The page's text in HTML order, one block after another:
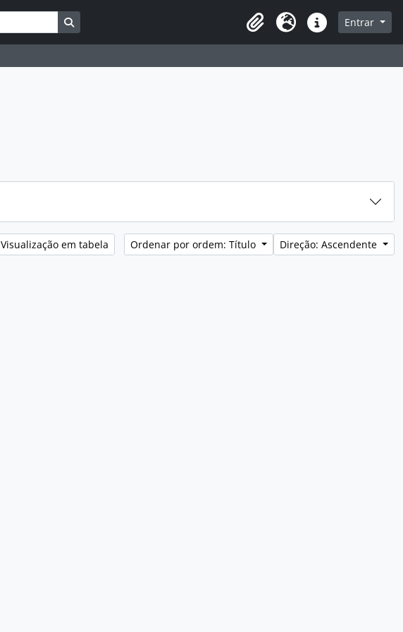
Busque na página de navegação
Idioma Ligações rápidas
Entrar
Visualização em tabela Ordenar por ordem: Título Direção: Ascendente